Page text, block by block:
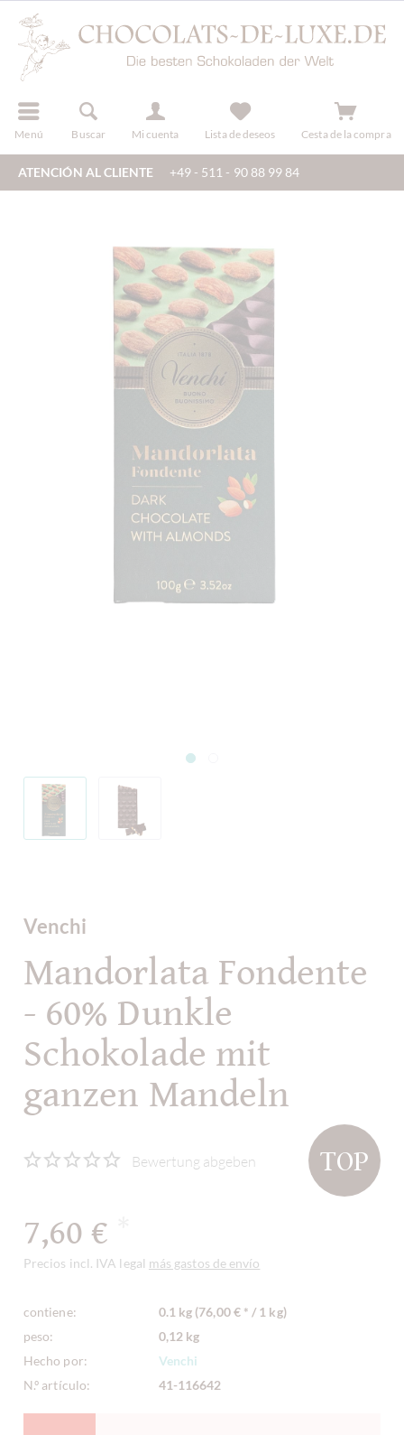
Menú Buscar Mi cuenta
registro Lista de deseos Cesta de la compra
ATENCIÓN AL CLIENTE +49 - 511 - 90 88 99 84
Venchi
Mandorlata Fondente
- 60% Dunkle
Schokolade mit
ganzen Mandeln
TOP
Bewertung abgeben
7,60 €
Precios incl. IVA legal más gastos de envío
contiene:
0.1 kg (76,00 € * / 1 kg)
peso:
0,12 kg
Hecho por:
Venchi
N.º artículo:
41-116642